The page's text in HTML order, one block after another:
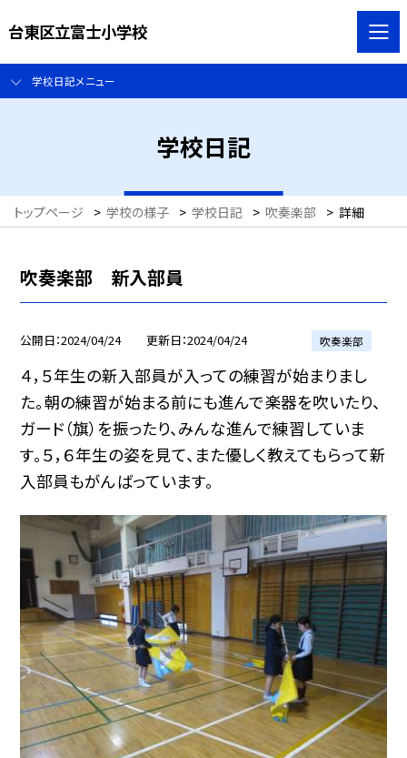
台東区立富士小学校
学校日記メニュー
学校日記
トップページ > 学校の様子 > 学校日記 > 吹奏楽部 > 詳細
吹奏楽部 新入部員
公開日 2024/04/24 更新日 2024/04/24 吹奏楽部
４，５年生の新入部員が入っての練習が始まりまし
た。朝の練習が始まる前にも進んで楽器を吹いたり、
ガード（旗）を振ったり、みんな進んで練習していま
す。５，６年生の姿を見て、また優しく教えてもらって新
入部員もがんばっています。